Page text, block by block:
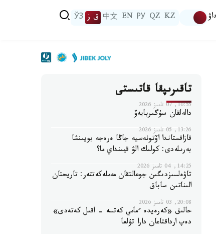
KZ
QZ
РУ
EN
中文 ق ز ЎЗ
تاقىرىپقا قاتىستى
10:55, 07 تامىز 2026
دالەلقان سۇگىربايەۆ
13:26, 05 تامىز 2026
قازاقستاندا اۆتونەسيە جاڭا ەرەجە بويىنشا
بەرىلەدى: كولىك الۋ قيىنداي ما؟
14:25, 04 تامىز 2026
تاۋەلسىزدىگىن جوعالتقان مەملەكەتتەر: تاريحتان
الىناتىن ساباق
20:08, 03 تامىز 2026
حالىق «كەرەيدە ءمامي كەتسە - اقىل كەتەدى»
دەپ ارداقتاعان دارا تۇلعا